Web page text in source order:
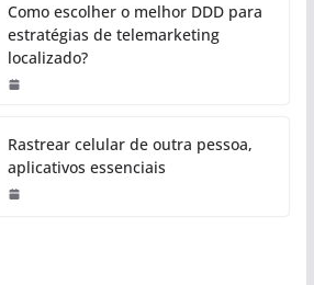
Como escolher o melhor DDD para
estratégias de telemarketing
localizado?
Rastrear celular de outra pessoa,
aplicativos essenciais